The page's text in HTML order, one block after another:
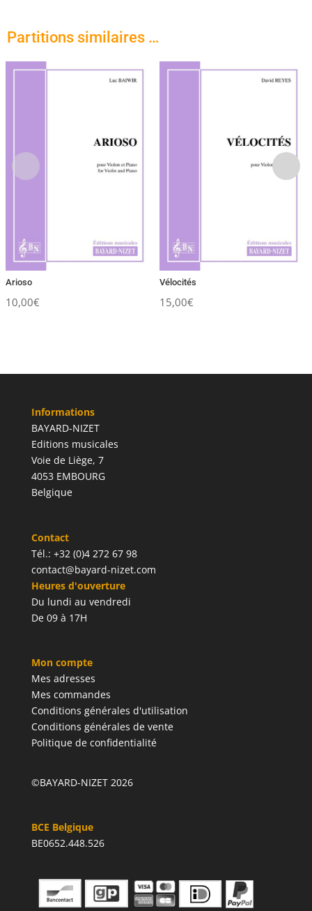
Partitions similaires …
Arioso
10,00€
Vélocités
15,00€
Informations
BAYARD-NIZET
Editions musicales
Voie de Liège, 7
4053 EMBOURG
Belgique
Contact
Tél.: +32 (0)4 272 67 98
contact@bayard-nizet.com
Heures d'ouverture
Du lundi au vendredi
De 09 à 17H
Mon compte
Mes adresses
Mes commandes
Conditions générales d'utilisation
Conditions générales de vente
Politique de confidentialité
©BAYARD-NIZET 2026
BCE Belgique
BE0652.448.526